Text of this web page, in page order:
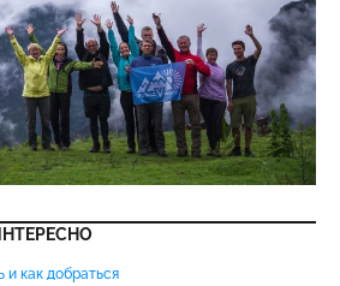
как добраться